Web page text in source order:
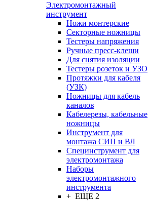
Электромонтажный
инструмент
Ножи монтерские
Секторные ножницы
Тестеры напряжения
Ручные пресс-клещи
Для снятия изоляции
Тестеры розеток и УЗО
Протяжки для кабеля
(УЗК)
Ножницы для кабель
каналов
Кабелерезы, кабельные
ножницы
Инструмент для
монтажа СИП и ВЛ
Специнструмент для
электромонтажа
Наборы
электромонтажного
инструмента
+ ЕЩЕ 2